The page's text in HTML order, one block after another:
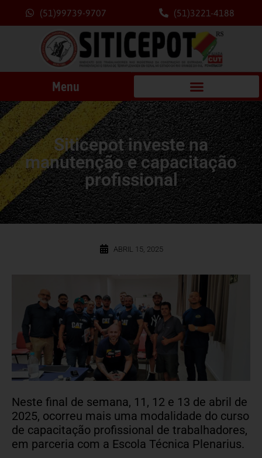
(51)99739-9707 (51)3221-4188
Menu
Siticepot investe na
manutenção e capacitação
profissional
ABRIL 15, 2025
Neste final de semana, 11, 12 e 13 de abril de
2025, ocorreu mais uma modalidade do curso
de capacitação profissional de trabalhadores,
em parceria com a Escola Técnica Plenarius.